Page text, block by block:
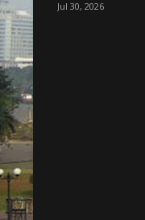
Jul 30, 2026